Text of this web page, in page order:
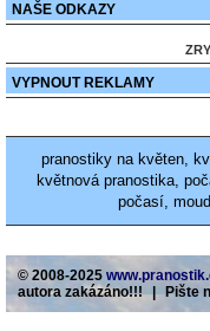
NAŠE ODKAZY
VYPNOUT REKLAMY
pranostiky na květen,
květnová pranostika,
počasí,
© 2008-2025
autora zakázáno!!! | Pište